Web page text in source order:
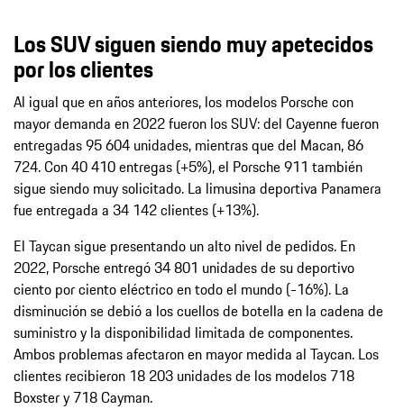
Los SUV siguen siendo muy apetecidos
por los clientes
Al igual que en años anteriores, los modelos Porsche con
mayor demanda en 2022 fueron los SUV: del Cayenne fueron
entregadas 95 604 unidades, mientras que del Macan, 86
724. Con 40 410 entregas (+5%), el Porsche 911 también
sigue siendo muy solicitado. La limusina deportiva Panamera
fue entregada a 34 142 clientes (+13%).
El Taycan sigue presentando un alto nivel de pedidos. En
2022, Porsche entregó 34 801 unidades de su deportivo
ciento por ciento eléctrico en todo el mundo (-16%). La
disminución se debió a los cuellos de botella en la cadena de
suministro y la disponibilidad limitada de componentes.
Ambos problemas afectaron en mayor medida al Taycan. Los
clientes recibieron 18 203 unidades de los modelos 718
Boxster y 718 Cayman.